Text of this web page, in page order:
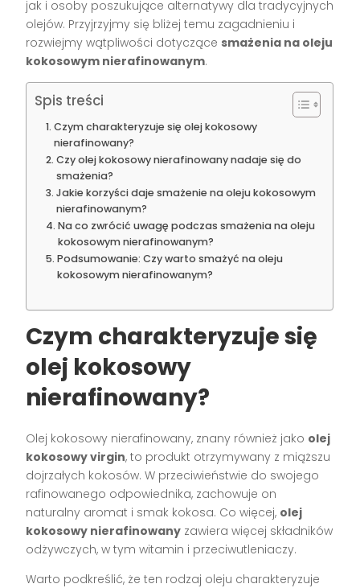
jak i osoby poszukujące alternatywy dla tradycyjnych
olejów. Przyjrzyjmy się bliżej temu zagadnieniu i
rozwiejmy wątpliwości dotyczące smażenia na oleju
kokosowym nierafinowanym.
Spis treści
Czym charakteryzuje się olej kokosowy
nierafinowany?
Czy olej kokosowy nierafinowany nadaje się do
smażenia?
Jakie korzyści daje smażenie na oleju kokosowym
nierafinowanym?
Na co zwrócić uwagę podczas smażenia na oleju
kokosowym nierafinowanym?
Podsumowanie: Czy warto smażyć na oleju
kokosowym nierafinowanym?
Czym charakteryzuje się
olej kokosowy
nierafinowany?
Olej kokosowy nierafinowany, znany również jako olej
kokosowy virgin, to produkt otrzymywany z miąższu
dojrzałych kokosów. W przeciwieństwie do swojego
rafinowanego odpowiednika, zachowuje on
naturalny aromat i smak kokosa. Co więcej, olej
kokosowy nierafinowany zawiera więcej składników
odżywczych, w tym witamin i przeciwutleniaczy.
Warto podkreślić, że ten rodzaj oleju charakteryzuje